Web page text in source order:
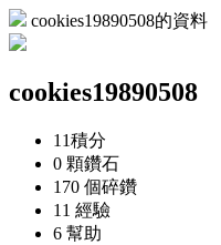
cookies19890508的資料
cookies19890508
11積分
0 顆鑽石
170 個碎鑽
11 經驗
6 幫助